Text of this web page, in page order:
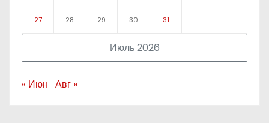
Июль 2026
27 28 29 30 31
« Июн Авг »